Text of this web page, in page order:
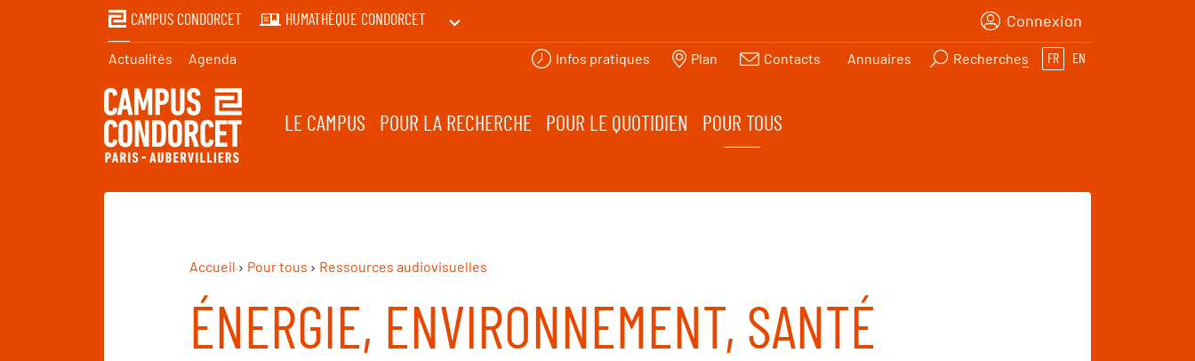
CAMPUS CONDORCET HUMATHÈQUE CONDORCET
PRINTEMPS DES HUMANITÉS
Connexion
Actualités Agenda Infos pratiques Plan Contacts Annuaires Recherches FR EN
LE CAMPUS POUR LA RECHERCHE POUR LE QUOTIDIEN POUR TOUS
Accueil Pour tous Ressources audiovisuelles
ÉNERGIE, ENVIRONNEMENT, SANTÉ